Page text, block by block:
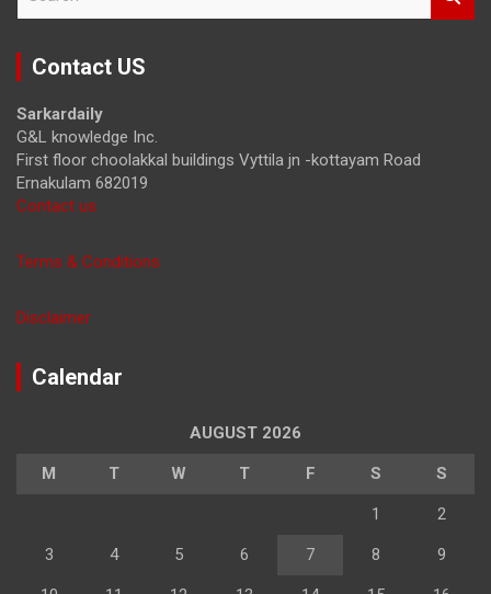
r
Contact US
Sarkardaily
G&L knowledge Inc.
First floor choolakkal buildings Vyttila jn -kottayam Road
Ernakulam 682019
Contact us
Terms & Conditions
Disclaimer
Calendar
AUGUST 2026
M T W T F S S
1 2
3 4 5 6 7 8 9